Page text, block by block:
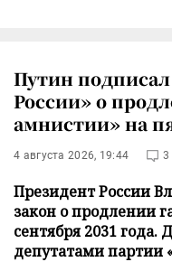
Путин
России» о
амнистии» на
4 августа 2026, 19:44 3
Президент России
закон о продлении
сентября 2031 года.
депутатами партии